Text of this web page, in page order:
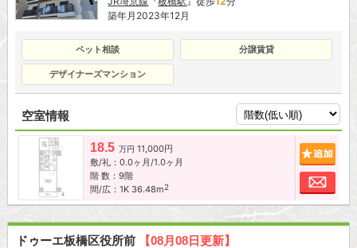
築年月2023年12月
ペット相談 分譲賃貸
デザイナーズマンション
空室情報
18.5 万円 11,000円
敷/礼：0.0ヶ月/1.0ヶ月
階 数：9階
間/広：1K 36.48m2
お
ドゥーエ板橋区役所前 【08月08日更新】